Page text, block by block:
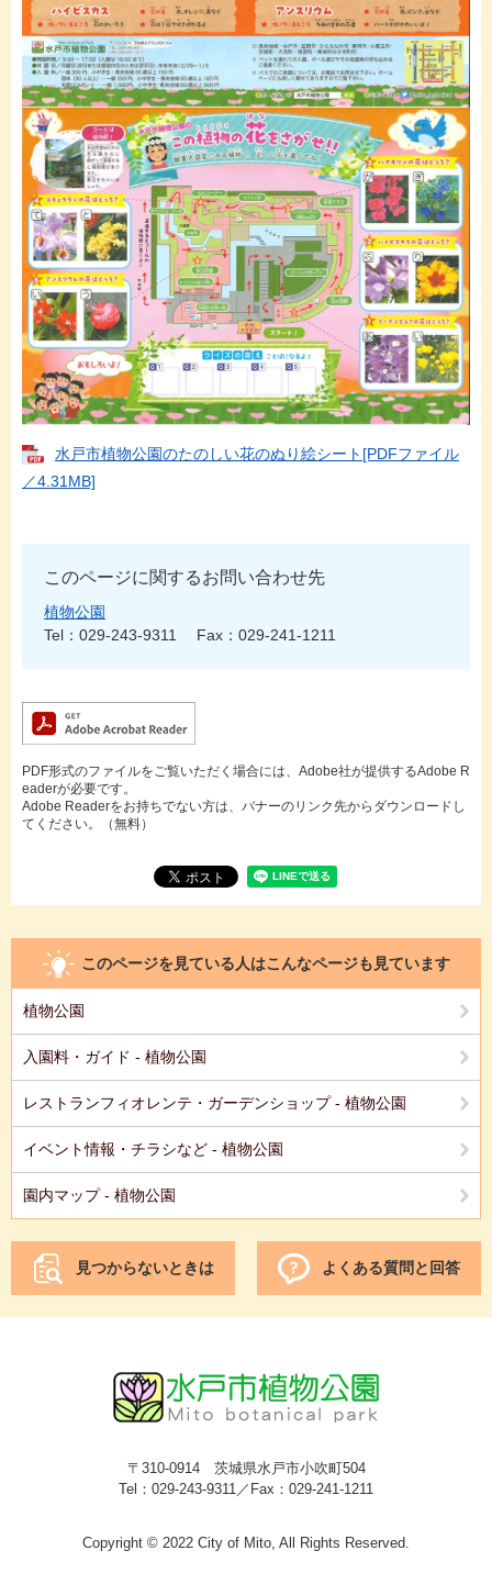
水戸市植物公園のたのしい花のぬり絵シート[PDFファイル
／4.31MB]
このページに関するお問い合わせ先
植物公園
Tel：029-243-9311
Fax：029-241-1211
PDF形式のファイルをご覧いただく場合には、Adobe社が提供するAdobe R
eaderが必要です。
Adobe Readerをお持ちでない方は、バナーのリンク先からダウンロードし
てください。（無料）
このページを見ている人はこんなページも見ています
植物公園
入園料・ガイド - 植物公園
レストランフィオレンテ・ガーデンショップ - 植物公園
イベント情報・チラシなど - 植物公園
園内マップ - 植物公園
見つからないときは よくある質問と回答
〒310-0914 茨城県水戸市小吹町504
Tel：029-243-9311／Fax：029-241-1211
Copyright © 2022 City of Mito, All Rights Reserved.